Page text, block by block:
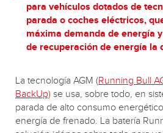
para vehículos dotados de
parada o coches eléctricos,
máxima demanda de energía
de recuperación de energía la
La tecnología AGM (Running Bull
BackUp) se usa, sobre todo, en
parada de alto consumo
energía de frenado. La batería